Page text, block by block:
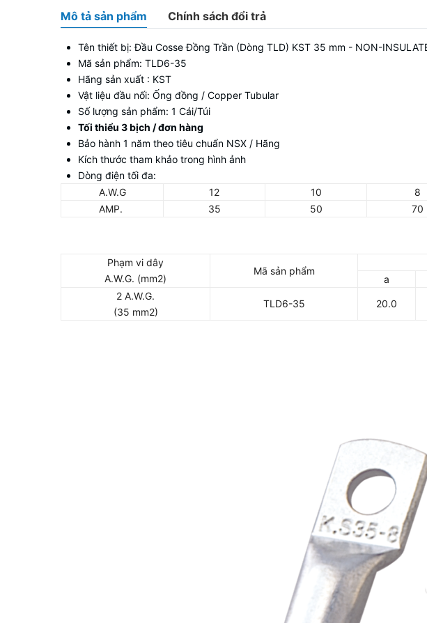
Mô tả sản phẩm Chính sách đổi trả
Tên thiết bị: Đầu Cosse Đồng Trần (Dòng TLD) KST 35 mm - NON-
Mã sản phẩm: TLD6-35
Hãng sản xuất : KST
Vật liệu đầu nối: Ống đồng / Copper Tubular
Số lượng sản phẩm: 1 Cái/Túi
Tối thiểu 3 bịch / đơn hàng
Bảo hành 1 năm theo tiêu chuẩn NSX / Hãng
Kích thước tham khảo trong hình ảnh
Dòng điện tối đa:
A.W.G
12 10 8
AMP.
35 50 70
Phạm vi dây
A.W.G. (mm2)
Mã sản phẩm
a
2 A.W.G.
(35 mm2)
TLD6-35 20.0